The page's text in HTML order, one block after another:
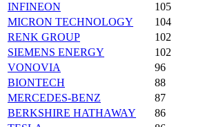
INFINEON
105
MICRON TECHNOLOGY
104
RENK GROUP
102
SIEMENS ENERGY
102
VONOVIA
96
BIONTECH
88
MERCEDES-BENZ
87
BERKSHIRE HATHAWAY
86